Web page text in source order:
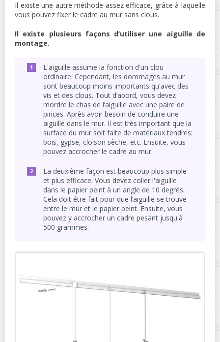
Il existe une autre méthode assez efficace, grâce à laquelle
vous pouvez fixer le cadre au mur sans clous.
Il existe plusieurs façons d’utiliser une aiguille de
montage.
L'aiguille assume la fonction d'un clou
ordinaire. Cependant, les dommages au mur
sont beaucoup moins importants qu'avec des
vis et des clous. Tout d’abord, vous devez
mordre le chas de l’aiguille avec une paire de
pinces. Après avoir besoin de conduire une
aiguille dans le mur. Il est très important que la
surface du mur soit faite de matériaux tendres:
bois, gypse, cloison sèche, etc. Ensuite, vous
pouvez accrocher le cadre au mur.
La deuxième façon est beaucoup plus simple
et plus efficace. Vous devez coller l'aiguille
dans le papier peint à un angle de 10 degrés.
Cela doit être fait pour que l’aiguille se trouve
entre le mur et le papier peint. Ensuite, vous
pouvez y accrocher un cadre pesant jusqu'à
500 grammes.